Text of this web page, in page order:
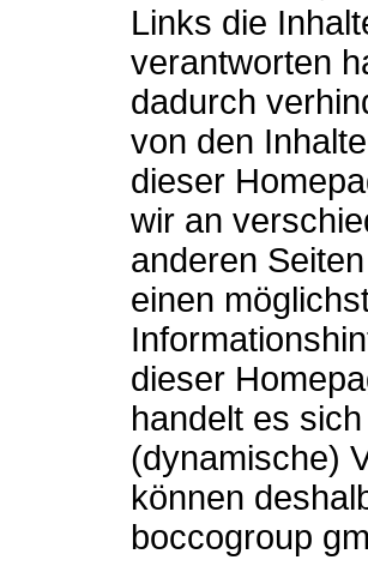
Links die
verantworten
dadurch
von den
dieser
wir an
anderen
einen
dieser
handelt es
(dynamische)
können
boccogroup